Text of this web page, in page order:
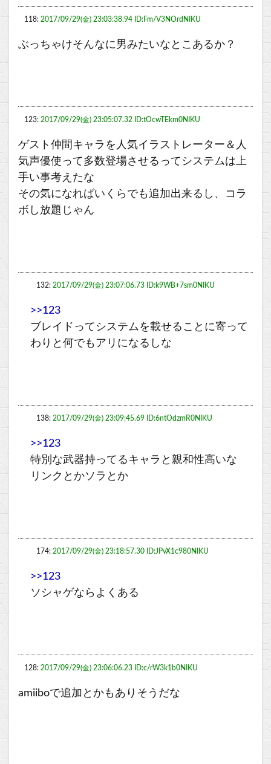
118: 2017/09/29(金) 23:03:38.94 ID:Fm/V3NOrdNIKU
ぶっちゃけそんなに男みたいなとこあるか？
123: 2017/09/29(金) 23:05:07.32 ID:tOcwTEkm0NIKU
ゲスト仲間キャラを人気イラストレーター＆人
気声優使って多数登場させるってシステムは上
手い事考えたな
その気になればいくらでも追加出来るし、コラ
ボし放題じゃん
132: 2017/09/29(金) 23:07:06.73 ID:k9WB+7sm0NIKU
>>123
ブレイドってシステムを載せることに寄って
わりと何でもアリになるしな
138: 2017/09/29(金) 23:09:45.69 ID:6ntOdzmR0NIKU
>>123
特別な武器持ってるキャラと親和性高いな
リンクとかソラとか
174: 2017/09/29(金) 23:18:57.30 ID:JPvX1c980NIKU
>>123
ソシャゲならよくある
128: 2017/09/29(金) 23:06:06.23 ID:c/rW3k1b0NIKU
amiiboで追加とかもありそうだな